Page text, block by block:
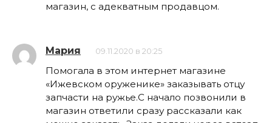
магазин, с адекватным продавцом.
Мария 09.11.2020 в 20:25
Помогала в этом интернет магазине
«Ижевском оруженике» заказывать отцу
запчасти на ружье.С начало позвонили в
магазин ответили сразу рассказали как